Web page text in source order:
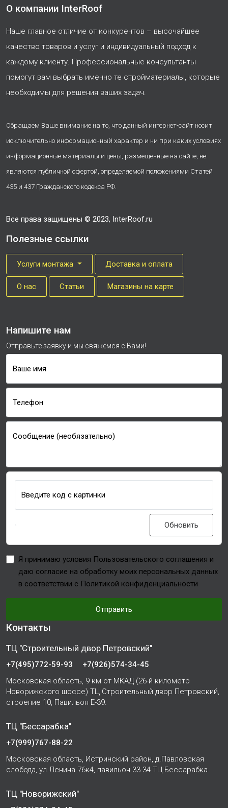
О компании InterRoof
Наше главное отличие от конкурентов – высочайшее
качество товаров и услуг и индивидуальный подход к
каждому клиенту. Профессиональные консультанты
помогут вам выбрать именно те стройматериалы, которые
необходимы для решения ваших задач.
Обращаем Ваше внимание на то, что данный интернет-сайт носит
исключительно информационный характер и ни при каких условиях
информационные материалы и цены, размещенные на сайте, не
являются публичной офертой, определяемой положениями Статей
435 и 437 Гражданского кодекса РФ.
Все права защищены © 2023, InterRoof.ru
Полезные ссылки
Услуги монтажа Доставка и оплата
О нас Cтатьи Магазины на карте
Напишите нам
Отправьте заявку и мы свяжемся с Вами!
Ваше имя
Телефон
Сообщение (необязательно)
Введите код с картинки
Обновить
Я принимаю условия Пользовательского соглашения и
даю согласие на обработку моих персональных данных
в соответствии с Политикой конфиденциальности
Отправить
Контакты
ТЦ "Строительный двор Петровский"
+7(495)772-59-93
+7(926)574-34-45
Московская область, 9 км от МКАД (26-й километр
Новорижского шоссе) ТЦ Строительный двор Петровский,
строение 10, Павильон Е-39.
ТЦ "Бессарабка"
+7(999)767-88-22
Московская область, Истринский район, д.Павловская
слобода, ул.Ленина 76к4, павильон 33-34 ТЦ Бессарабка
ТЦ "Новорижский"